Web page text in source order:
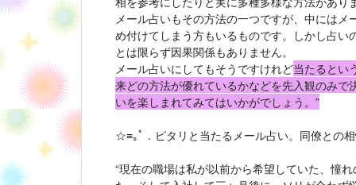
メール占いもその方法の一つですが、中には
め付けてしまう方もいるものです。しかし占
とは限らず因果関係もありません。
メール占いにしてもそうですけれど当たるとい
来どの方法が優れているかなどを先入観のみ
いを楽しまれてみてはいかがでしょう。”
☆≡｡ﾟ．ピタリと当たるメール占い。同僚との
“現在の職場は私が以前から希望していた、憧